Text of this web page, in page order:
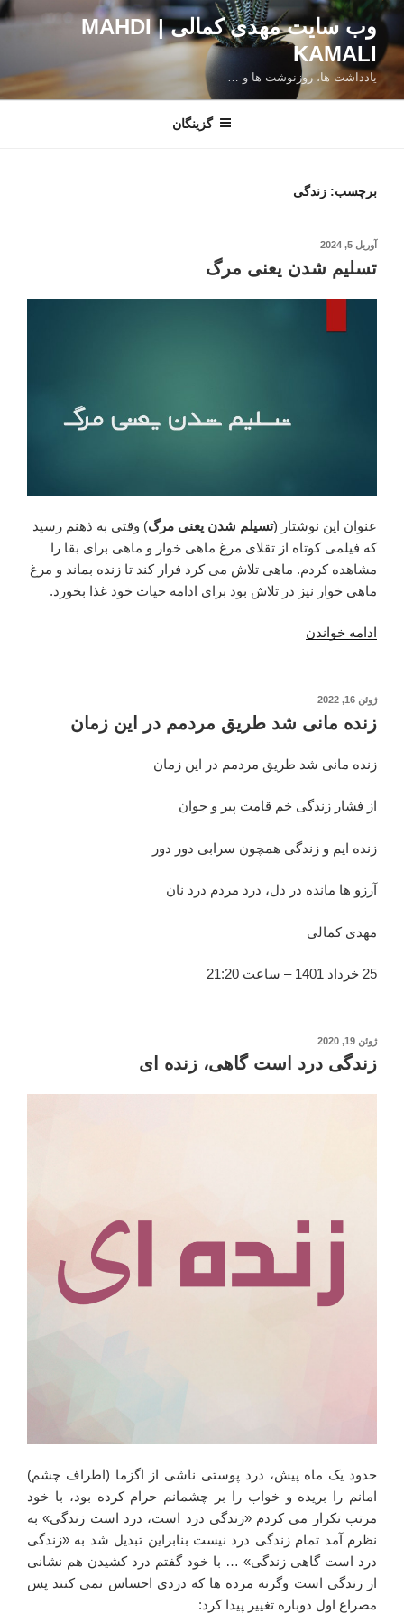
رفتن
محتوا
وب سایت مهدی کمالی | MAHDI
KAMALI
یادداشت ها، روزنوشت ها و …
گزینگان
برچسب: زندگی
نوشته‌شده
آوریل 5, 2024
تسلیم شدن یعنی مرگ
عنوان این نوشتار (تسیلم شدن یعنی مرگ) وقتی به ذهنم رسید
که فیلمی کوتاه از تقلای مرغ ماهی خوار و ماهی برای بقا را
مشاهده کردم. ماهی تلاش می کرد فرار کند تا زنده بماند و مرغ
ماهی خوار نیز در تلاش بود برای ادامه حیات خود غذا بخورد.
ادامه خواندن
نوشته‌شده
ژوئن 16, 2022
زنده مانی شد طریق مردمم در این زمان
زنده مانی شد طریق مردمم در این زمان
از فشار زندگی خم قامت پیر و جوان
زنده ایم و زندگی همچون سرابی دور دور
آرزو ها مانده در دل، درد مردم درد نان
مهدی کمالی
25 خرداد 1401 – ساعت 21:20
نوشته‌شده
ژوئن 19, 2020
زندگی درد است گاهی، زنده ای
حدود یک ماه پیش، درد پوستی ناشی از اگزما (اطراف چشم)
امانم را بریده و خواب را بر چشمانم حرام کرده بود، با خود
مرتب تکرار می کردم «زندگی درد است، درد است زندگی» به
نظرم آمد تمام زندگی درد نیست بنابراین تبدیل شد به «زندگی
درد است گاهی زندگی» … با خود گفتم درد کشیدن هم نشانی
از زندگی است وگرنه مرده ها که دردی احساس نمی کنند پس
مصراع اول دوباره تغییر پیدا کرد: